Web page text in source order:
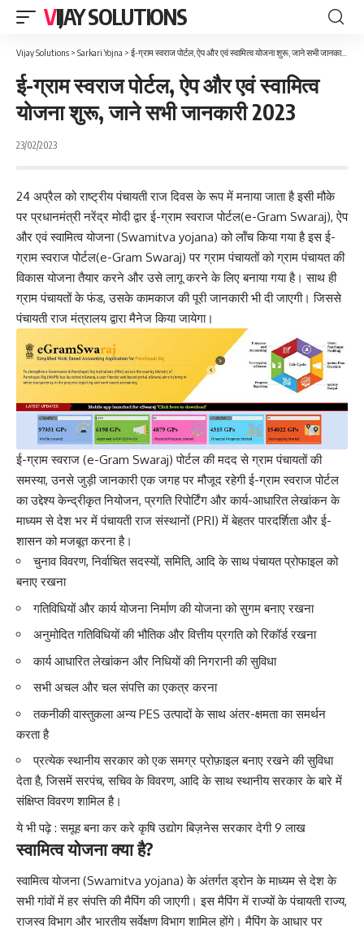
VIJAY SOLUTIONS
Vijay Solutions > Sarkari Yojna > ई-ग्राम स्वराज पोर्टल, ऐप और एवं स्वामित्व योजना शुरू, जाने सभी जानकारी 2023
ई-ग्राम स्वराज पोर्टल, ऐप और एवं स्वामित्व
योजना शुरू, जाने सभी जानकारी 2023
23/02/2023
24 अप्रैल को राष्ट्रीय पंचायती राज दिवस के रूप में मनाया जाता है इसी मौके
पर प्रधानमंत्री नरेंद्र मोदी द्वार ई-ग्राम स्वराज पोर्टल(e-Gram Swaraj),ऐप
और एवं स्वामित्व योजना (Swamitva yojana) को लॉंच किया गया है इस ई-
ग्राम स्वराज पोर्टल(e-Gram Swaraj) पर ग्राम पंचायतों को ग्राम पंचायत की
विकास योजना तैयार करने और उसे लागू करने के लिए बनाया गया है। साथ ही
ग्राम पंचायतों के फंड, उसके कामकाज की पूरी जानकारी भी दी जाएगी। जिससे
पंचायती राज मंत्रालय द्वारा मैनेज किया जायेगा।
ई-ग्राम स्वराज (e-Gram Swaraj) पोर्टल की मदद से ग्राम पंचायतों की
समस्या, उनसे जुड़ी जानकारी एक जगह पर मौजूद रहेगी ई-ग्राम स्वराज पोर्टल
का उद्देश्य केन्द्रीकृत नियोजन, प्रगति रिपोर्टिंग और कार्य-आधारित लेखांकन के
माध्यम से देश भर में पंचायती राज संस्थानों (PRI) में बेहतर पारदर्शिता और ई-
शासन को मजबूत करना है।
चुनाव विवरण, निर्वाचित सदस्यों, समिति, आदि के साथ पंचायत प्रोफाइल को
बनाए रखना
गतिविधियों और कार्य योजना निर्माण की योजना को सुगम बनाए रखना
अनुमोदित गतिविधियों की भौतिक और वित्तीय प्रगति को रिकॉर्ड रखना
कार्य आधारित लेखांकन और निधियों की निगरानी की सुविधा
सभी अचल और चल संपत्ति का एकत्र करना
तकनीकी वास्तुकला अन्य PES उत्पादों के साथ अंतर-क्षमता का समर्थन
करता है
प्रत्येक स्थानीय सरकार को एक समग्र प्रोफ़ाइल बनाए रखने की सुविधा
देता है, जिसमें सरपंच, सचिव के विवरण, आदि के साथ स्थानीय सरकार के बारे में
संक्षिप्त विवरण शामिल है।
ये भी पढ़े :समूह बना कर करे कृषि उद्योग बिज़नेस सरकार देगी 9 लाख
स्वामित्व योजना क्या है?
स्वामित्व योजना (Swamitva yojana) के अंतर्गत ड्रोन के माध्यम से देश के
सभी गांवों में हर संपत्ति की मैपिंग की जाएगी। इस मैपिंग में राज्यों के पंचायती राज्य,
राजस्व विभाग और भारतीय सर्वेक्षण विभाग शामिल होंगे। मैपिंग के आधार पर